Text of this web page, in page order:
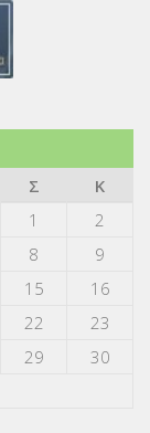
Σ
Κ
1
2
8
9
15
16
22
23
29
30